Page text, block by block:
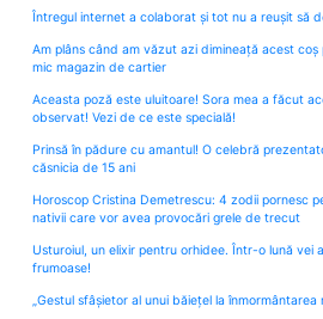
Întregul internet a colaborat și tot nu a reușit să
Am plâns când am văzut azi dimineață acest
mic magazin de cartier
Aceasta poză este uluitoare! Sora mea a făcut
observat! Vezi de ce este specială!
Prinsă în pădure cu amantul! O celebră
căsnicia de 15 ani
Horoscop Cristina Demetrescu: 4 zodii pornesc
nativii care vor avea provocări grele de trecut
Usturoiul, un elixir pentru orhidee. Într-o lună vei
frumoase!
„Gestul sfâșietor al unui băiețel la înmormântarea